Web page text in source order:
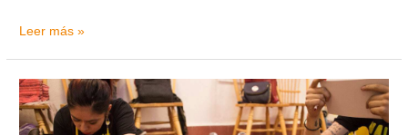
Leer más »